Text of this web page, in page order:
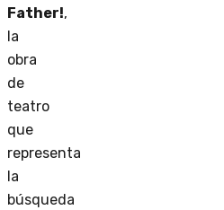
Father!,
la
obra
de
teatro
que
representa
la
búsqueda